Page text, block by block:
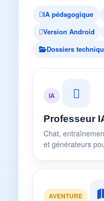
IA pédagogique
Version Android
Dossiers
IA
Professeur
Chat,
et générateurs
AVENTURE